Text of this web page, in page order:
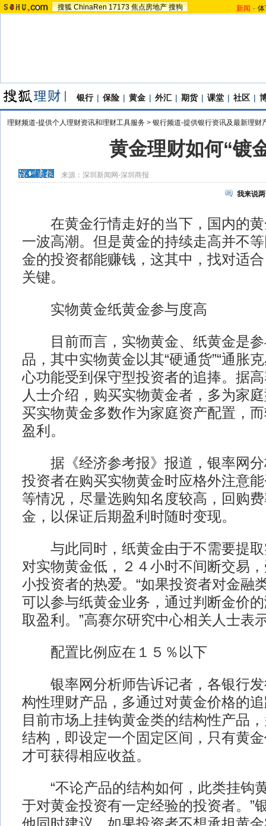
搜狐 ChinaRen 17173 焦点房地产 搜狗 新闻 -
银行 | 保险 | 黄金 | 外汇 | 期货 | 课堂 | 社区 |
理财频道-提供个人理财资讯和理财工具服务 > 银行频道-提供银行资讯及最新理财
黄金理财如何“镀
来源： 深圳新闻网-深圳商报
我来说
在黄金行情走好的当下，国内的黄
一波高潮。但是黄金的持续走高并不
金的投资都能赚钱，这其中，找对适
关键。
实物黄金纸黄金参与度高
目前而言，实物黄金、纸黄金是参
品，其中实物黄金以其“硬通货”“通胀
心功能受到保守型投资者的追捧。据
人士介绍，购买实物黄金者，多为家
买实物黄金多数作为家庭资产配置，
盈利。
据《经济参考报》报道，银率网分
投资者在购买实物黄金时应格外注意
等情况，尽量选购知名度较高，回购
金，以保证后期盈利时随时变现。
与此同时，纸黄金由于不需要提取
对实物黄金低，２４小时不间断交易
小投资者的热爱。“如果投资者对金融
可以参与纸黄金业务，通过判断金价
取盈利。”高赛尔研究中心相关人士表
配置比例应在１５％以下
银率网分析师告诉记者，各银行发
构性理财产品，多通过对黄金价格的
目前市场上挂钩黄金类的结构性产品
结构，即设定一个固定区间，只有黄
才可获得相应收益。
“不论产品的结构如何，此类挂钩
于对黄金投资有一定经验的投资者。”